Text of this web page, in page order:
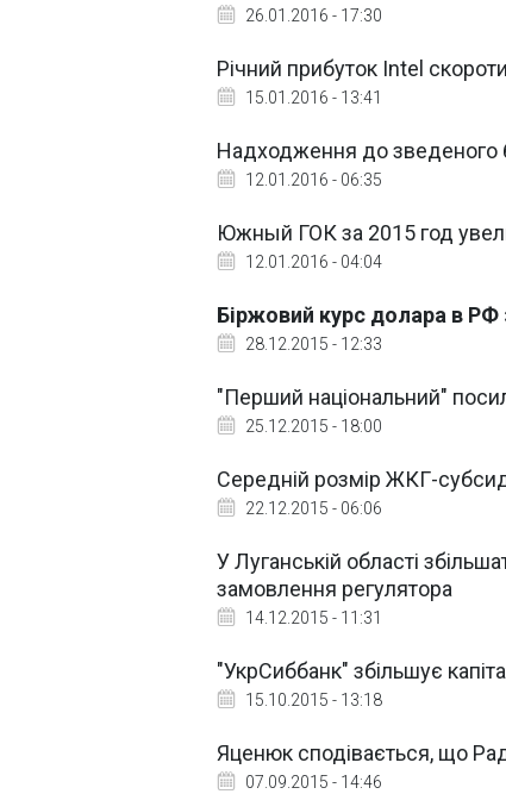
26.01.2016 - 17:30
Річний прибуток Intel
15.01.2016 - 13:41
Надходження до зведеного
12.01.2016 - 06:35
Южный ГОК за 2015 год
12.01.2016 - 04:04
Біржовий курс долара в РФ
28.12.2015 - 12:33
"Перший національний"
25.12.2015 - 18:00
Середній розмір ЖКГ-
22.12.2015 - 06:06
У Луганській області
замовлення регулятора
14.12.2015 - 11:31
"УкрСиббанк" збільшує
15.10.2015 - 13:18
Яценюк сподівається, що
07.09.2015 - 14:46